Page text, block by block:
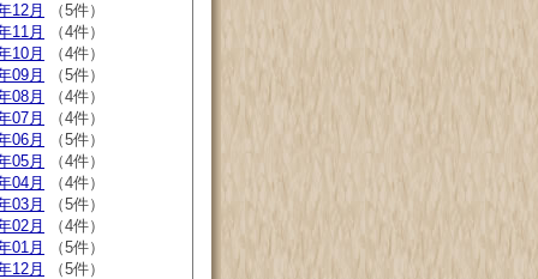
12月
（5件）
11月
（4件）
10月
（4件）
09月
（5件）
08月
（4件）
07月
（4件）
06月
（5件）
05月
（4件）
04月
（4件）
03月
（5件）
02月
（4件）
01月
（5件）
12月
（5件）